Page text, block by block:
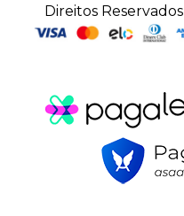
Direitos Reservados